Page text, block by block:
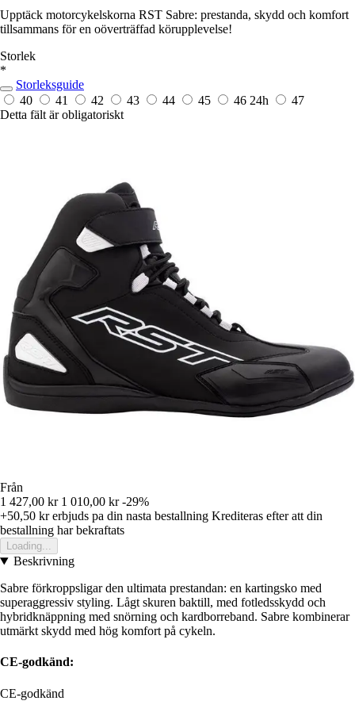
Upptäck motorcykelskorna RST Sabre: prestanda, skydd och komfort
tillsammans för en oöverträffad körupplevelse!
Storlek
*
Storleksguide
40
41 42 43 44 45 46 24h
47
Detta fält är obligatoriskt
Från
1 427,00 kr 1 010,00 kr -29%
+50,50 krerbjuds pa din nasta bestallning Krediteras efter att din
bestallning har bekraftats
Loading...
Beskrivning
Sabre förkroppsligar den ultimata prestandan: en kartingsko med
superaggressiv styling. Lågt skuren baktill, med fotledsskydd och
hybridknäppning med snörning och kardborreband. Sabre kombinerar
utmärkt skydd med hög komfort på cykeln.
CE-godkänd:
CE-godkänd